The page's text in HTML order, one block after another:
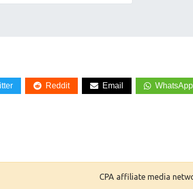
Reddit Email WhatsApp
CPA affiliate media